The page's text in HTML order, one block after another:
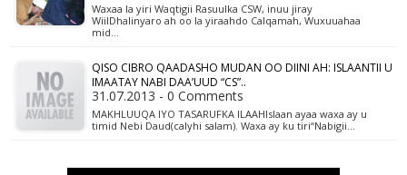
Waxaa la yiri Waqtigii Rasuulka CSW, inuu jiray
WiilDhalinyaro ah oo la yiraahdo Calqamah, Wuxuuahaa
mid…
QISO CIBRO QAADASHO MUDAN OO DIINI AH: ISLAANTII U
IMAATAY NABI DAA’UUD “CS”..
31.07.2013 - 0 Comments
MAKHLUUQA IYO TASARUFKA ILAAHIslaan ayaa waxa ay u
timid Nebi Daud(calyhi salam). Waxa ay ku tiri“Nabigii…